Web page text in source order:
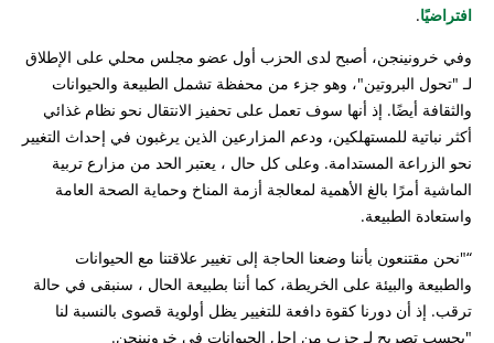
افتراضيًا.
وفي خرونينجن، أصبح لدى الحزب أول عضو مجلس محلي على الإطلاق
لـ "تحول البروتين"، وهو جزء من محفظة تشمل الطبيعة والحيوانات
والثقافة أيضًا. إذ أنها سوف تعمل على تحفيز الانتقال نحو نظام غذائي
أكثر نباتية للمستهلكين، ودعم المزارعين الذين يرغبون في إحداث التغيير
نحو الزراعة المستدامة. وعلى كل حال ، يعتبر الحد من مزارع تربية
الماشية أمرًا بالغ الأهمية لمعالجة أزمة المناخ وحماية الصحة العامة
واستعادة الطبيعة.
“"نحن مقتنعون بأننا وضعنا الحاجة إلى تغيير علاقتنا مع الحيوانات
والطبيعة والبيئة على الخريطة، كما أننا بطبيعة الحال ، سنبقى في حالة
ترقب. إذ أن دورنا كقوة دافعة للتغيير يظل أولوية قصوى بالنسبة لنا
"بحسب تصريح لـ حزب من اجل الحيوانات في خرونينجن.